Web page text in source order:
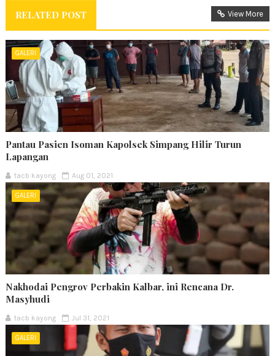
RELATED POST View More
GALERI
Pantau Pasien Isoman Kapolsek Simpang Hilir Turun
Lapangan
tacb kayong Aug 01, 2021
GALERI
Nakhodai Pengrov Perbakin Kalbar, ini Rencana Dr.
Masyhudi
tacb kayong Jul 31, 2021
GALERI